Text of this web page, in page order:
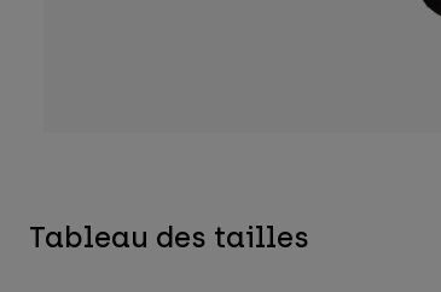
Tableau des tailles